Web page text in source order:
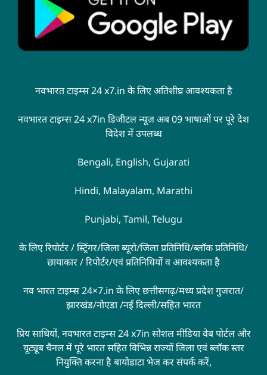
नवभारत टाइम्स 24 x7.in के लिए अतिशीघ्र आवश्यकता है
नवभारत टाइम्स 24 x7in डिजीटल न्यूज़ अब 09 भाषाओं पर पूरे देश
विदेश में उपलब्ध
Bengali, English, Gujarati
Hindi, Malayalam, Marathi
Punjabi, Tamil, Telugu
के लिए रिपोर्टर / स्ट्रिंगर/जिला ब्यूरो/जिला प्रतिनिधि/ब्लॉक प्रतिनिधि/
छायाकार / रिपोर्टर/एवं प्रतिनिधियों व आवश्यकता है
नव भारत टाइम्स 24×7.in के लिए छत्तीसगढ़/मध्य प्रदेश गुजरात/
झारखंड/नोएडा /नई दिल्ली/सहित भारत
प्रिय साथियों, नवभारत टाइम्स 24 x7in सोशल मीडिया वेब पोर्टल और
यूट्यूब चैनल में पूरे भारत सहित विभिन्न राज्यों जिला एवं ब्लॉक स्तर
नियुक्ति करना है बायोडाटा भेज कर संपर्क करें,